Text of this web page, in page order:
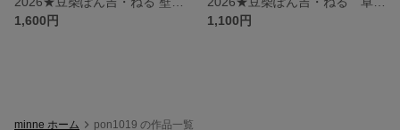
1,600円
1,100円
minne ホーム pon1019 の作品一覧